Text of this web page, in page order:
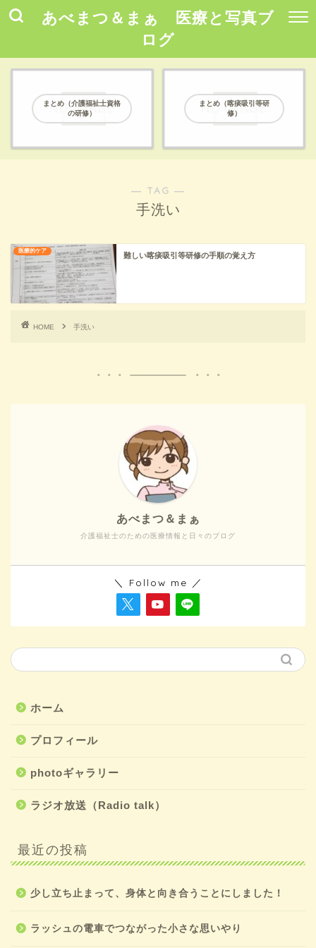
あべまつ＆まぁ 医療と写真ブ
ログ
まとめ（介護福祉士資格
の研修）
まとめ（喀痰吸引等研
修）
― TAG ―
手洗い
医療的ケア
難しい喀痰吸引等研修の手順の覚え方
HOME 手洗い
介護福祉士のための医療情報と日々のブログ
あべまつ＆まぁ
＼ Follow me ／
ホーム
プロフィール
photoギャラリー
ラジオ放送（Radio talk）
最近の投稿
少し立ち止まって、身体と向き合うことにしました！
ラッシュの電車でつながった小さな思いやり